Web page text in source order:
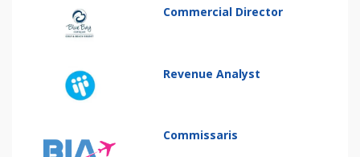
Commercial Director
Revenue Analyst
Commissaris